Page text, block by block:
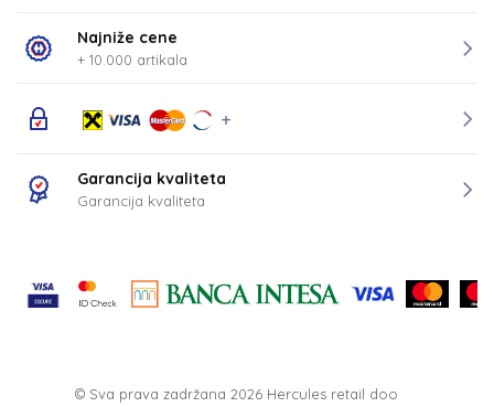
Najniže cene
+ 10.000 artikala
Garancija kvaliteta
Garancija kvaliteta
© Sva prava zadržana 2026Hercules retail doo